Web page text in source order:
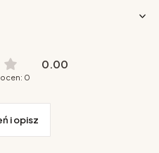
0.00
0
i opisz